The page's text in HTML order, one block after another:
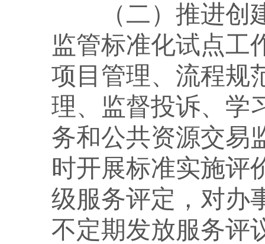
（二）推进
监管标准化试点工
项目管理、流程规
理、监督投诉、学
务和公共资源交易
时开展标准实施评
级服务评定，对办
不定期发放服务评